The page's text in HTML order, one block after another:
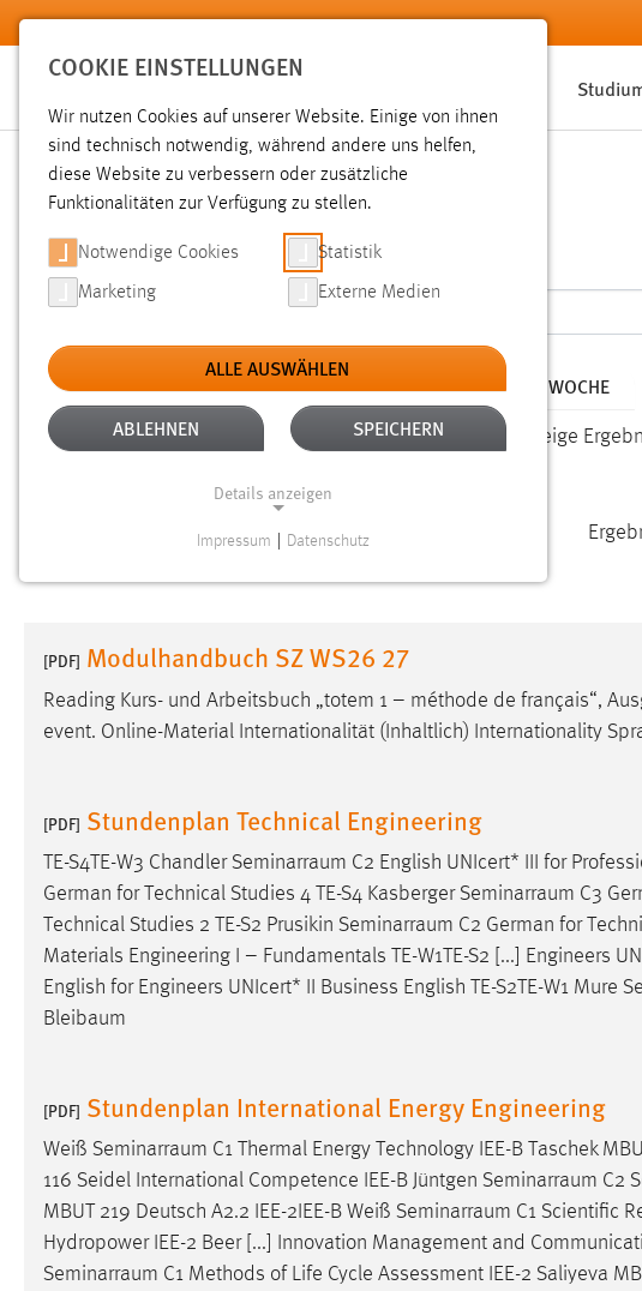
Zum Hauptinhalt springen
SUCHE
Aktive Filter: TYP: DATEIEN ALTER: WENIGER ALS EINE WOCHE
Gesucht nach "raum". Es wurden 20 Ergebnisse gefunden. Zeige
[PDF] Modulhandbuch SZ WS26 27
Reading Kurs- und Arbeitsbuch „totem 1 – méthode de français“,
event. Online-Material Internationalität (Inhaltlich) Internationality
[PDF] Stundenplan Technical Engineering
TE-S4TE-W3 ChandlerSeminarraum C2 English UNIcert* III for
German for Technical Studies 4 TE-S4 KasbergerSeminarraum C3
Technical Studies 2 TE-S2 Prusikin Seminarraum C2 German for
Materials Engineering I – Fundamentals TE-W1TE-S2 [...] Engineers
English for Engineers UNIcert* II Business English TE-S2TE-W1 Mure
Bleibaum
[PDF] Stundenplan International Energy Engineering
Weiß Seminarraum C1 Thermal Energy Technology IEE-B Taschek
116 Seidel International Competence IEE-B Jüntgen Seminarraum C2
MBUT 219 Deutsch A2.2 IEE-2IEE-B Weiß Seminarraum C1 Scientific
Hydropower IEE-2 Beer [...] Innovation Management and
Seminarraum C1 Methods of Life Cycle Assessment IEE-2 Saliyeva
COOKIE EINSTELLUNGEN
Wir nutzen Cookies auf unserer Website. Einige von ihnen
sind technisch notwendig, während andere uns helfen,
diese Website zu verbessern oder zusätzliche
Funktionalitäten zur Verfügung zu stellen.
Notwendige Cookies Statistik
Marketing Externe Medien
ALLE AUSWÄHLEN
ABLEHNEN SPEICHERN
Details anzeigen
Website erforderlich.
Einverständnis
Zweck:
Dieser Cookie speichert die
ausgewählten Einverständnis-Optionen
des Benutzers
Cookie Laufzeit: 1 Jahr
Performance
Name:
in diesem Cookie gespeichert, ob man
eingeloggt ist.
Sprachpräferenz
Name: site-language-preference
Zweck:
Das Cookie speichert die gewählte
Impressum Datenschutz